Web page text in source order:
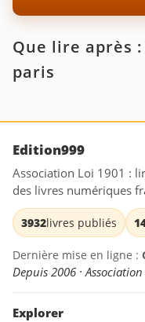
Que lire après
paris
Edition999
Association Loi 1901 :
des livres numériques
3932livres publiés
Dernière mise en ligne :
Depuis 2006 ·
Explorer